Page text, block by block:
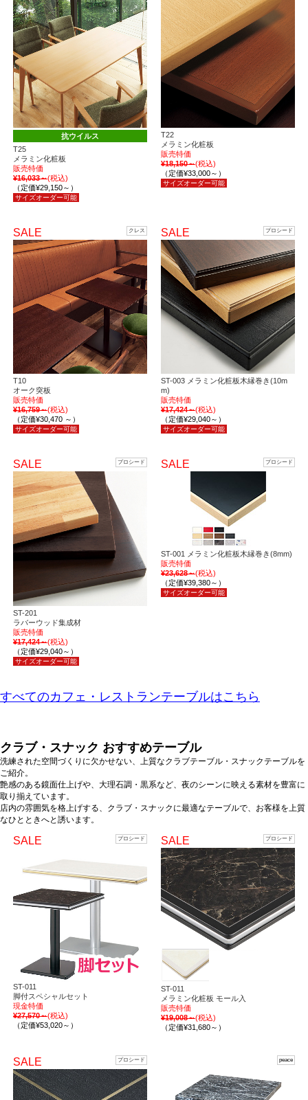
抗ウイルス
T25
メラミン化粧板
販売特価
¥16,033～(税込)
（定価¥29,150～）
サイズオーダー可能
T22
メラミン化粧板
販売特価
¥18,150～(税込)
（定価¥33,000～）
サイズオーダー可能
SALE クレス
T10
オーク突板
販売特価
¥16,759～(税込)
（定価¥30,470 ～）
サイズオーダー可能
SALE プロシード
ST-003 メラミン化粧板木縁巻き(10m
m)
販売特価
¥17,424～(税込)
（定価¥29,040～）
サイズオーダー可能
SALE プロシード
ST-201
ラバーウッド集成材
販売特価
¥17,424～(税込)
（定価¥29,040～）
サイズオーダー可能
SALE プロシード
ST-001 メラミン化粧板木縁巻き(8mm)
販売特価
¥23,628～(税込)
（定価¥39,380～）
サイズオーダー可能
すべてのカフェ・レストランテーブルはこちら
クラブ・スナック おすすめテーブル
洗練された空間づくりに欠かせない、上質なクラブテーブル・スナックテーブルを
ご紹介。
艶感のある鏡面仕上げや、大理石調・黒系など、夜のシーンに映える素材を豊富に
取り揃えています。
店内の雰囲気を格上げする、クラブ・スナックに最適なテーブルで、お客様を上質
なひとときへと誘います。
SALE プロシード
ST-011
脚付スペシャルセット
現金特価
¥27,570～(税込)
（定価¥53,020～）
SALE プロシード
ST-011
メラミン化粧板 モール入
販売特価
¥19,008～(税込)
（定価¥31,680～）
SALE プロシード peace